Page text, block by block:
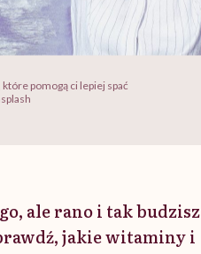
pomogą ci lepiej spać
ale rano i tak budzisz
jakie witaminy i